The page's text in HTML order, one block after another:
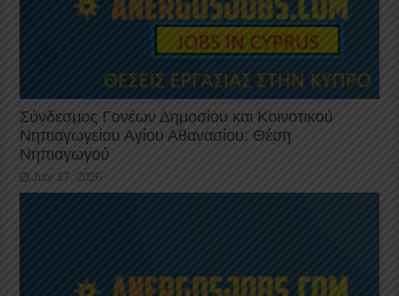
Σύνδεσμος Γονέων Δημοσίου και Κοινοτικού
Νηπιαγωγείου Αγίου Αθανασίου: Θέση
Νηπιαγωγού
July 17, 2026